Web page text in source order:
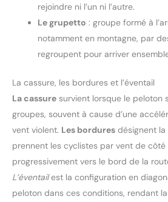
en charge la double connectivité
ANT+ et Bluetooth 5.0, offrant
une transmission plus stable et
des données plus précises. Il est
compatible avec 95 % des
cadence, de fréquence
plus, ce compteur est
radar de la marque iGPSPORT,
permettant une détection
complète des véhicules
environnants pour garantir la
Partage de Données】Cet
compteur vélo gps est équipé
de l'application officielle
iGPSPORT. Après chaque sortie,
vos données se synchroniseront
automatiquement avec
anticiper sereinement. 【Large
fréquence cardiaque, cadence/vitesse,
feux radar, éclairages intelligents et
pour centraliser vos données. Le
aussi en charge le contrôle de la
DJI/Insta360, afin d’associer
pages de données via l’application
vos sorties en un clic vers iGPSPORT,
Komoot, Insta360 ou Ride with GPS.
parcours. Le suivi en temps réel permet
suivre votre sortie pour plus de
iGPLink】Le GPS vélo se connecte à la
pour synchroniser les données de
recevoir des alertes par vibration. Il
éclairages intelligents iGPSPORT pour
d’entraînement entre appareils du
expérience plus pratique et
rejoindre ni l’un ni l’autre.
Le grupetto : groupe formé à
notamment en montagne, par
regroupent pour arriver
La cassure, les bordures et l’éventail
La cassure survient lorsque le peloton
groupes, souvent à cause d’une
vent violent. Les bordures désignent
prennent les cyclistes par vent de côté
progressivement vers le bord de la
L’éventailest la configuration en
peloton dans ces conditions, rendant